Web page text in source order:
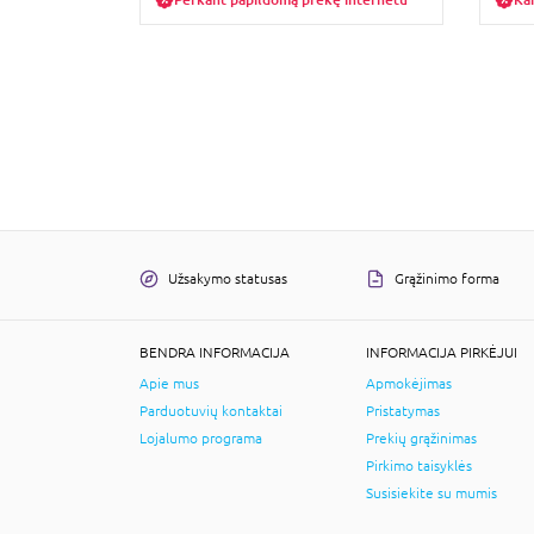
Užsakymo statusas Grąžinimo forma
BENDRA INFORMACIJA
Apie mus
Parduotuvių kontaktai
Lojalumo programa
INFORMACIJA PIRKĖJUI
Apmokėjimas
Pristatymas
Prekių grąžinimas
Pirkimo taisyklės
Susisiekite su mumis